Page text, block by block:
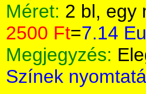
Méret: 2 bl, egy
2500 Ft=7.14
Megjegyzés:
Színek